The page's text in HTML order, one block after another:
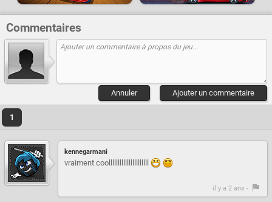
Commentaires
Ajouter un commentaire
Annuler
1
kennegarmani
vraiment coollllllllllllllllllllll
il y a 2 ans -